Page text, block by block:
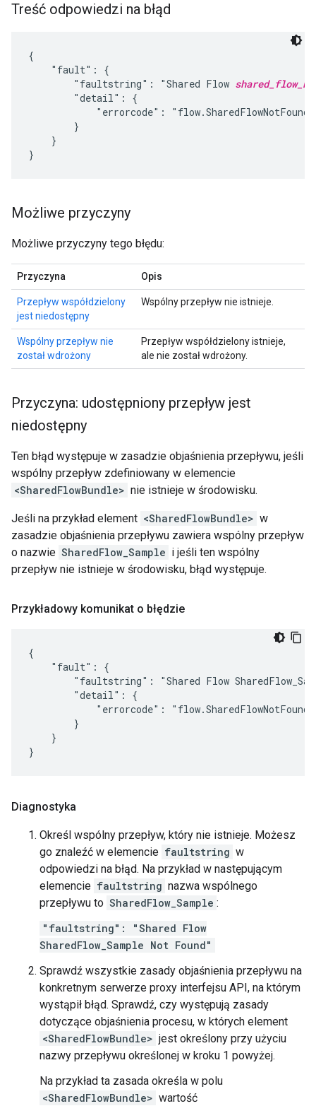
Treść odpowiedzi na błąd
{
    "fault": {
        "faultstring": "Shared Flow
        "detail": {
            "errorcode": "flow.SharedFlowNotFound"
        }
    }
Możliwe przyczyny
Możliwe przyczyny tego błędu:
Przyczyna Opis
Przepływ współdzielony
jest niedostępny
Wspólny przepływ nie istnieje.
Wspólny przepływ nie
został wdrożony
Przepływ współdzielony istnieje,
ale nie został wdrożony.
Przyczyna: udostępniony przepływ jest
niedostępny
Ten błąd występuje w zasadzie objaśnienia przepływu, jeśli
wspólny przepływ zdefiniowany w elemencie
<SharedFlowBundle> nie istnieje w środowisku.
Jeśli na przykład element <SharedFlowBundle> w
zasadzie objaśnienia przepływu zawiera wspólny przepływ
o nazwie SharedFlow_Sample i jeśli ten wspólny
przepływ nie istnieje w środowisku, błąd występuje.
Przykładowy komunikat o błędzie
{
    "fault": {
"faultstring": "Shared Flow
        "detail": {
            "errorcode": "flow.SharedFlowNotFound"
        }
    }
Diagnostyka
Określ wspólny przepływ, który nie istnieje. Możesz
go znaleźć w elemencie faultstring w
odpowiedzi na błąd. Na przykład w następującym
elemencie faultstring nazwa wspólnego
przepływu to SharedFlow_Sample :
"faultstring": "Shared Flow
SharedFlow_Sample Not Found"
Sprawdź wszystkie zasady objaśnienia przepływu na
konkretnym serwerze proxy interfejsu API, na którym
wystąpił błąd. Sprawdź, czy występują zasady
dotyczące objaśnienia procesu, w których element
<SharedFlowBundle> jest określony przy użyciu
nazwy przepływu określonej w kroku 1 powyżej.
Na przykład ta zasada określa w polu
<SharedFlowBundle> wartość